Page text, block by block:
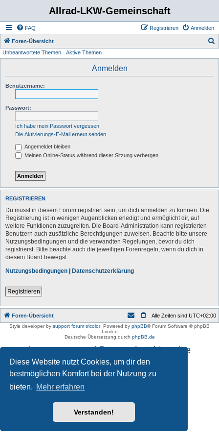
Diese Website nutzt Cookies, um dir den
bestmöglichen Komfort bei der Nutzung zu
bieten. Mehr erfahren
Verstanden!
Allrad-LKW-Gemeinschaft
FAQ Anmelden
Registrieren
Foren-Übersicht
Unbeantwortete Themen Aktive Themen
Anmelden
Benutzername:
Passwort:
Ich habe mein Passwort vergessen
Die Aktivierungs-E-Mail erneut senden
Angemeldet bleiben
Meinen Online-Status während dieser Sitzung verbergen
REGISTRIEREN
Du musst in diesem Forum registriert sein, um dich anmelden zu können. Die
Registrierung ist in wenigen Augenblicken erledigt und ermöglicht dir, auf
weitere Funktionen zuzugreifen. Die Board-Administration kann registrierten
Benutzern auch zusätzliche Berechtigungen zuweisen. Beachte bitte unsere
Nutzungsbedingungen und die verwandten Regelungen, bevor du dich
registrierst. Bitte beachte auch die jeweiligen Forenregeln, wenn du dich in
diesem Board bewegst.
Nutzungsbedingungen | Datenschutzerklärung
Registrieren
Foren-Übersicht Alle Zeiten sind UTC+02:00
Style developer by support forum tricolor, Powered by phpBB® Forum Software © phpBB
Limited
Deutsche Übersetzung durch phpBB.de
Impressum und Datenschutzhinweise